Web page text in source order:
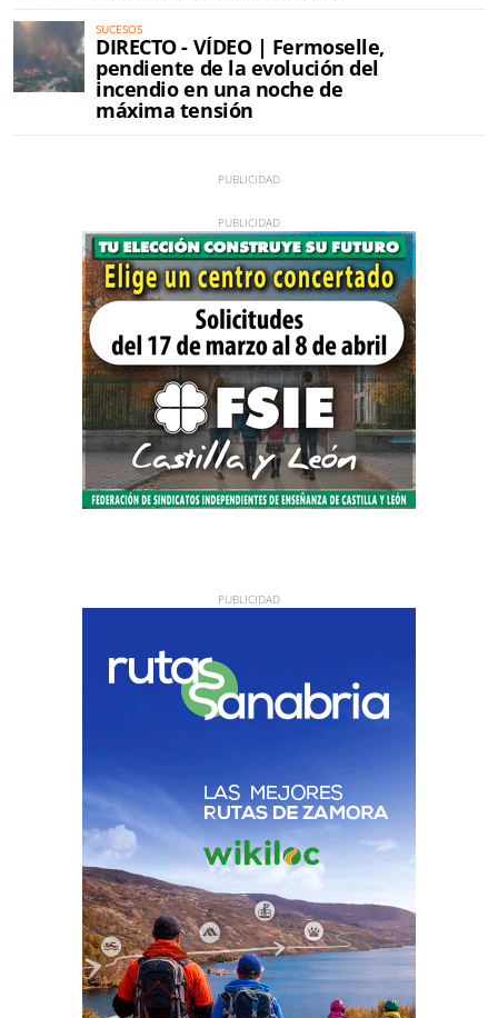
SUCESOS
DIRECTO - VÍDEO | Fermoselle,
pendiente de la evolución del
incendio en una noche de
máxima tensión